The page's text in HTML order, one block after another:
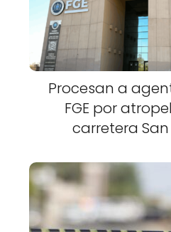
Procesan a
FGE por
carretera San